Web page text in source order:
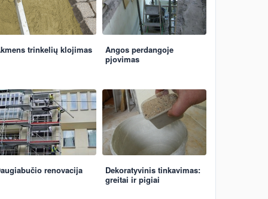
trinkelių klojimas
Angos perdangoje
pjovimas
renovacija
Dekoratyvinis tinkavimas:
greitai ir pigiai